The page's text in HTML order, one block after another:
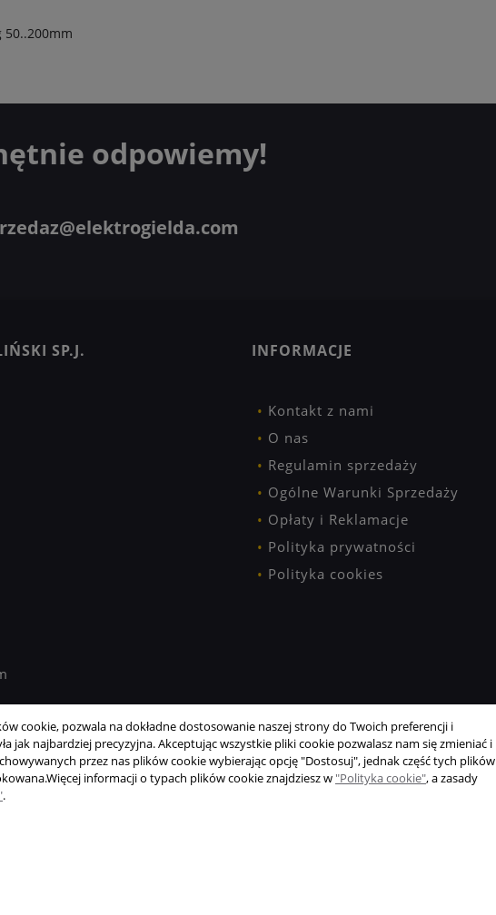
50..200mm
odpowiemy!
SP.J. INFORMACJE
Kontakt z nami
O nas
Regulamin sprzedaży
Ogólne Warunki Sprzedaży
Opłaty i Reklamacje
Polityka prywatności
Polityka cookies
cookie, pozwala na dokładne dostosowanie naszej strony do Twoich preferencji i
jak najbardziej precyzyjna. Akceptując wszystkie pliki cookie pozwalasz nam się zmieniać i
przez nas plików cookie wybierając opcję "Dostosuj", jednak część tych plików
Więcej informacji o typach plików cookie znajdziesz w "Polityka cookie", a zasady
.